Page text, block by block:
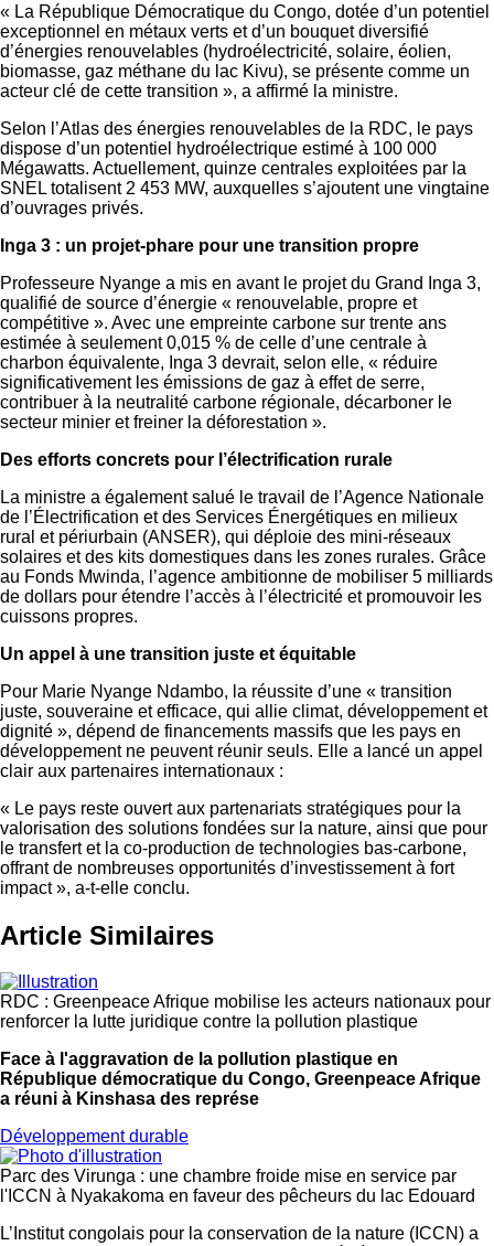
« La République Démocratique du Congo, dotée d’un potentiel
exceptionnel en métaux verts et d’un bouquet diversifié
d’énergies renouvelables (hydroélectricité, solaire, éolien,
biomasse, gaz méthane du lac Kivu), se présente comme un
acteur clé de cette transition », a affirmé la ministre.
Selon l’Atlas des énergies renouvelables de la RDC, le pays
dispose d’un potentiel hydroélectrique estimé à 100 000
Mégawatts. Actuellement, quinze centrales exploitées par la
SNEL totalisent 2 453 MW, auxquelles s’ajoutent une vingtaine
d’ouvrages privés.
Inga 3 : un projet-phare pour une transition propre
Professeure Nyange a mis en avant le projet du Grand Inga 3,
qualifié de source d’énergie « renouvelable, propre et
compétitive ». Avec une empreinte carbone sur trente ans
estimée à seulement 0,015 % de celle d’une centrale à
charbon équivalente, Inga 3 devrait, selon elle, « réduire
significativement les émissions de gaz à effet de serre,
contribuer à la neutralité carbone régionale, décarboner le
secteur minier et freiner la déforestation ».
Des efforts concrets pour l’électrification rurale
La ministre a également salué le travail de l’Agence Nationale
de l’Électrification et des Services Énergétiques en milieux
rural et périurbain (ANSER), qui déploie des mini-réseaux
solaires et des kits domestiques dans les zones rurales. Grâce
au Fonds Mwinda, l’agence ambitionne de mobiliser 5 milliards
de dollars pour étendre l’accès à l’électricité et promouvoir les
cuissons propres.
Un appel à une transition juste et équitable
Pour Marie Nyange Ndambo, la réussite d’une « transition
juste, souveraine et efficace, qui allie climat, développement et
dignité », dépend de financements massifs que les pays en
développement ne peuvent réunir seuls. Elle a lancé un appel
clair aux partenaires internationaux :
« Le pays reste ouvert aux partenariats stratégiques pour la
valorisation des solutions fondées sur la nature, ainsi que pour
le transfert et la co-production de technologies bas-carbone,
offrant de nombreuses opportunités d’investissement à fort
impact », a-t-elle conclu.
Article Similaires
RDC : Greenpeace Afrique mobilise les acteurs nationaux pour
renforcer la lutte juridique contre la pollution plastique
Face à l'aggravation de la pollution plastique en
République démocratique du Congo, Greenpeace Afrique
a réuni à Kinshasa des représe
Développement durable
Parc des Virunga : une chambre froide mise en service par
l'ICCN à Nyakakoma en faveur des pêcheurs du lac Edouard
L’Institut congolais pour la conservation de la nature (ICCN) a